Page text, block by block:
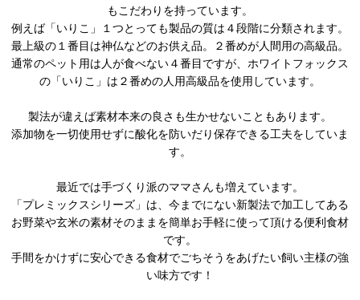
もこだわりを持っています。
例えば「いりこ」１つとっても製品の質は４段階に分類されます。
最上級の１番目は神仏などのお供え品。２番めが人間用の高級品。
通常のペット用は人が食べない４番目ですが、ホワイトフォックス
の「いりこ」は２番めの人用高級品を使用しています。
製法が違えば素材本来の良さも生かせないこともあります。
添加物を一切使用せずに酸化を防いだり保存できる工夫をしていま
す。
最近では手づくり派のママさんも増えています。
「プレミックスシリーズ」は、今までにない新製法で加工してある
お野菜や玄米の素材そのままを簡単お手軽に使って頂ける便利食材
です。
手間をかけずに安心できる食材でごちそうをあげたい飼い主様の強
い味方です！